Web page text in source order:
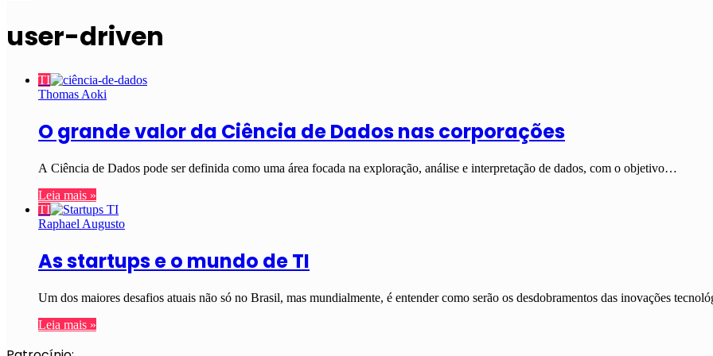
user-driven
TI
Thomas Aoki
O grande valor da Ciência de Dados nas corporações
A Ciência de Dados pode ser definida como uma área focada na exploração, análise e interpretação de dados, com o objetivo…
Leia mais »
TI
Raphael Augusto
As startups e o mundo de TI
Um dos maiores desafios atuais não só no Brasil, mas mundialmente, é entender como serão os desdobramentos das inovações
Leia mais »